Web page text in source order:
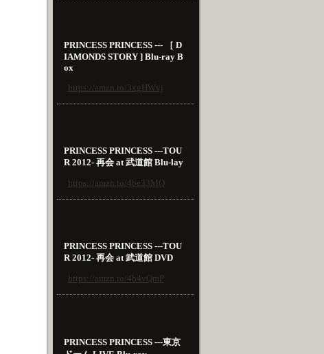
PRINCESS PRINCESS --- ［ D
IAMONDS STORY ] Blu-ray B
ox
https://amzn.to/3xgHWvj
PRINCESS PRINCESS ---TOU
R 2012- 再会 at 武道館 Blu-lay
https://amzn.to/4be33MQ
PRINCESS PRINCESS ---TOU
R 2012- 再会 at 武道館 DVD
https://amzn.to/4b4vQmP
PRINCESS PRINCESS ---東京